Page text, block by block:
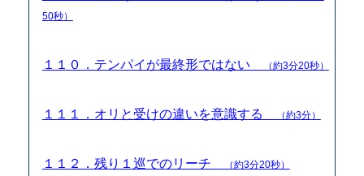
50秒）
１１０．テンパイが最終形ではない （約3分20秒）
１１１．オリと受けの違いを意識する （約3分）
１１２．残り１巡でのリーチ （約3分20秒）